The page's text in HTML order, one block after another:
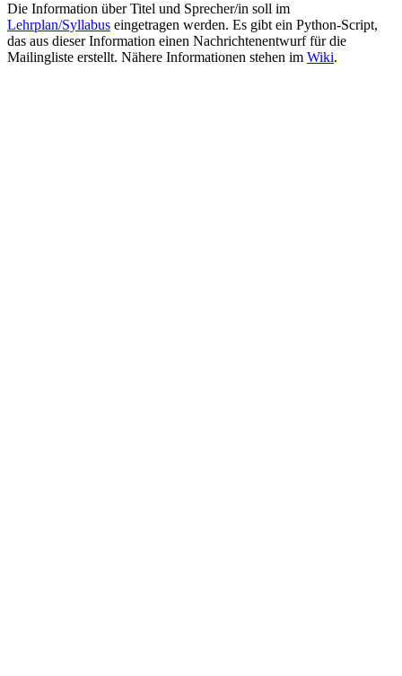
Die Information über Titel und Sprecher/in soll im
Lehrplan/Syllabus eingetragen werden. Es gibt ein Python-Script,
das aus dieser Information einen Nachrichtenentwurf für die
Mailingliste erstellt. Nähere Informationen stehen im Wiki.